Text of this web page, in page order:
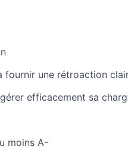
une rétroaction
efficacement sa
moins A-